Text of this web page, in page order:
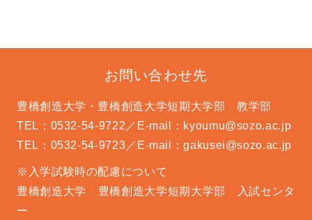
お問い合わせ先
豊橋創造大学・豊橋創造大学短期大学部 教学部
TEL：0532-54-9722 ／ E-mail：kyoumu@sozo.ac.jp
TEL：0532-54-9723 ／ E-mail：gakusei@sozo.ac.jp
※入学試験時の配慮について
豊橋創造大学 豊橋創造大学短期大学部 入試センタ
ー